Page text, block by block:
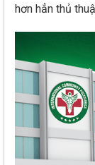
hơn hẳn thủ